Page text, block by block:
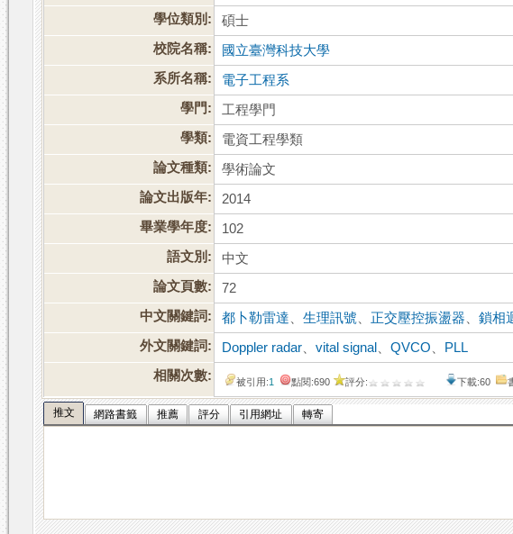
學位類別:
碩士
校院名稱:
國立臺灣科技大學
系所名稱:
電子工程系
學門:
工程學門
學類:
電資工程學類
論文種類:
學術論文
論文出版年:
2014
畢業學年度:
102
語文別:
中文
論文頁數:
72
中文關鍵詞:
都卜勒雷達 、生理訊號 正交壓控振盪器 、鎖相
外文關鍵詞:
Doppler radar 、vital signal 、QVCO
PLL
相關次數:
被引用:1 點閱:690 評分: 下載:60
推文 網路書籤 推薦 評分 引用網址 轉寄